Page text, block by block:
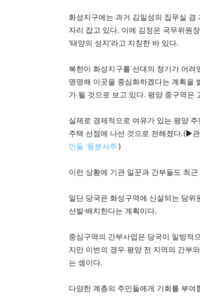
화성지구에는 과거 김일성의 집무실
자리 잡고 있다. 이에 김정은 국무위원
‘태양의 성지’라고 지칭한 바 있다.
북한이 화성지구를 선대의 정기가 어려
명명해 이곳을 중심화하겠다는 계획을
가 될 것으로 보고 있다. 평양 중구역은
실제로 경제적으로 여유가 있는 평양
주택 선점에 나선 것으로 전해졌다.(▶
민들 ‘동분서주’)
이런 상황에 기관 일꾼과 간부들도 최
일단 당국은 화성구역에 신설되는 당위
선발·배치한다는 계획이다.
중심구역의 간부사업은 당국이 일방적
지만 이번의 경우 평양 전 지역의 간부
는 셈이다.
다양한 계층의 주민들에게 기회를 부